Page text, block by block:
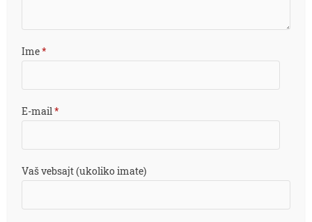
Ime*
E-mail*
Vaš vebsajt (ukoliko imate)